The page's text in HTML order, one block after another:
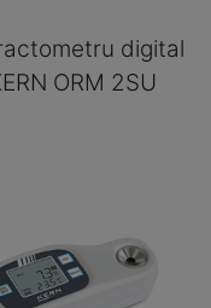
digital
ORM 2SU